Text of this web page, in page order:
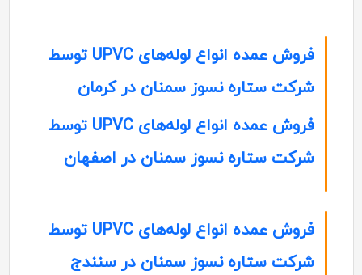
فروش عمده انواع لوله‌های UPVC توسط
شرکت ستاره نسوز سمنان در کرمان
فروش عمده انواع لوله‌های UPVC توسط
شرکت ستاره نسوز سمنان در اصفهان
فروش عمده انواع لوله‌های UPVC توسط
شرکت ستاره نسوز سمنان در سنندج